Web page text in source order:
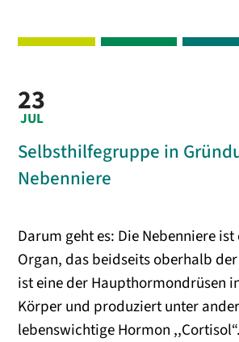
23
JUL
Selbsthilfegruppe in
Nebenniere
Darum geht es: Die Nebenniere
Organ, das beidseits oberhalb
ist eine der Haupthormondrüsen
Körper und produziert unter
lebenswichtige Hormon ,,Cortisol“.